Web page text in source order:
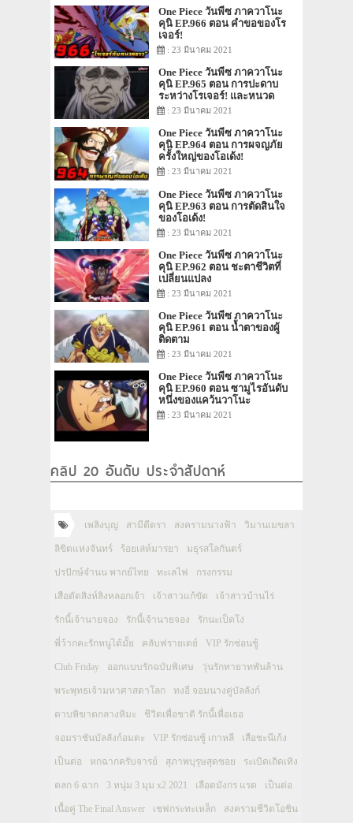
One Piece วันพีซ ภาควาโนะ
คุนิ EP.966 ตอน คำขอของโร
เจอร์!
: 23 มีนาคม 2021
One Piece วันพีซ ภาควาโนะ
คุนิ EP.965 ตอน การปะดาบ
ระหว่างโรเจอร์! และหนวด
ขาว!: 23 มีนาคม 2021
One Piece วันพีซ ภาควาโนะ
คุนิ EP.964 ตอน การผจญภัย
ครั้งใหญ่ของโอเด้ง!
: 23 มีนาคม 2021
One Piece วันพีซ ภาควาโนะ
คุนิ EP.963 ตอน การตัดสินใจ
ของโอเด้ง!
: 23 มีนาคม 2021
One Piece วันพีซ ภาควาโนะ
คุนิ EP.962 ตอน ชะตาชีวิตที่
เปลี่ยนแปลง
: 23 มีนาคม 2021
One Piece วันพีซ ภาควาโนะ
คุนิ EP.961 ตอน น้ำตาของผู้
ติดตาม
: 23 มีนาคม 2021
One Piece วันพีซ ภาควาโนะ
คุนิ EP.960 ตอน ซามูไรอันดับ
หนึ่งของแคว้นวาโนะ
: 23 มีนาคม 2021
คลิป 20 อันดับ ประจำสัปดาห์
เพลิงบุญ สามีตีตรา สงครามนางฟ้า วิมานเมขลา
ลิขิตแห่งจันทร์ ร้อยเล่ห์มารยา มธุรสโลกันตร์
ปรปักษ์จำนน พากย์ไทย ทะเลไฟ กรงกรรม
เสือตัดสิงห์ลิงหลอกเจ้า เจ้าสาวแก้ขัด เจ้าสาวบ้านไร่
รักนี้เจ้านายจอง รักนี้เจ้านายจอง รักนะเป็ดโง่
พี่ว้ากคะรักหนูได้มั้ย คลับฟรายเดย์ VIP รักซ่อนชู้
Club Friday ออกแบบรักฉบับพิเศษ วุ่นรักทายาทพันล้าน
พระพุทธเจ้ามหาศาสดาโลก ทงอี จอมนางคู่บัลลังก์
ดาบพิฆาตกลางหิมะ ชีวิตเพื่อชาติ รักนี้เพื่อเธอ
จอมราชันบัลลังก์อมตะ VIP รักซ่อนชู้ เกาหลี เสือชะนีเก้ง
เป็นต่อ หกฉากครับจารย์ สุภาพบุรุษสุดซอย ระเบิดเถิดเทิง
ตลก 6 ฉาก 3 หนุ่ม 3 มุม x2 2021 เลือดมังกร แรด เป็นต่อ
เนื้อคู่ The Final Answer เชฟกระทะเหล็ก สงครามชีวิตโอชิน